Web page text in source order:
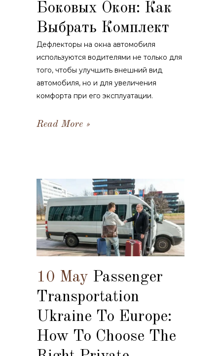
Боковых Окон: Как
Выбрать Комплект
Дефлекторы на окна автомобиля
используются водителями не только для
того, чтобы улучшить внешний вид
автомобиля, но и для увеличения
комфорта при его эксплуатации.
Read More
10 May Passenger
Transportation
Ukraine To Europe:
How To Choose The